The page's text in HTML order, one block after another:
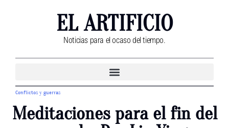
EL ARTIFICIO
Noticias para el ocaso del tiempo.
Conflictos y guerras
Meditaciones para el fin del